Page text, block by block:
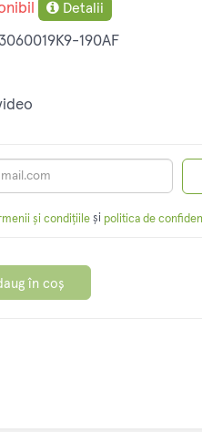
Detalii
190AF
și condițiileși politica de
în coș